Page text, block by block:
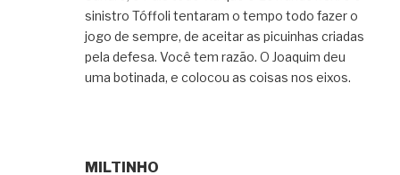
sinistro Tóffoli tentaram o tempo todo fazer o
jogo de sempre, de aceitar as picuinhas criadas
pela defesa. Você tem razão. O Joaquim deu
uma botinada, e colocou as coisas nos eixos.
MILTINHO